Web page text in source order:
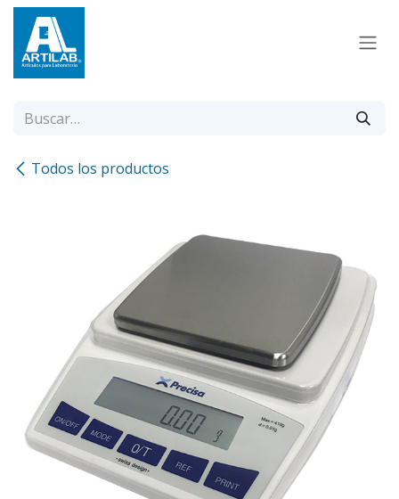
Ir al contenido
Todos los productos